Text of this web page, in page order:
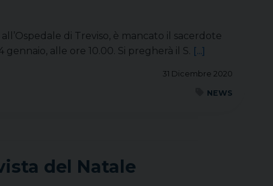
di Treviso, è mancato il sacerdote
alle ore 10.00. Si pregherà il S. [...]
31 Dicembre 2020
NEWS
del Natale